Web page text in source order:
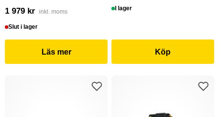
1 979 kr inkl. moms
Slut i lager
Läs mer
I lager
Köp